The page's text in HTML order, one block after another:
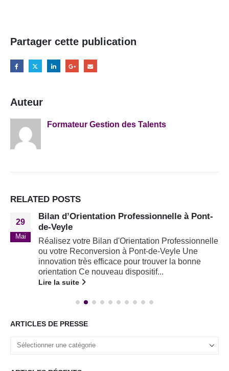
Partager cette publication
Auteur
Formateur Gestion des Talents
RELATED POSTS
29
Mai
Bilan d’Orientation Professionnelle à Pont-
de-Veyle
Réalisez votre Bilan d'Orientation Professionnelle
ou votre Reconversion à Pont-de-Veyle Une
innovation très efficace pour trouver la bonne
orientation Ce nouveau dispositif...
Lire la suite
ARTICLES DE PRESSE